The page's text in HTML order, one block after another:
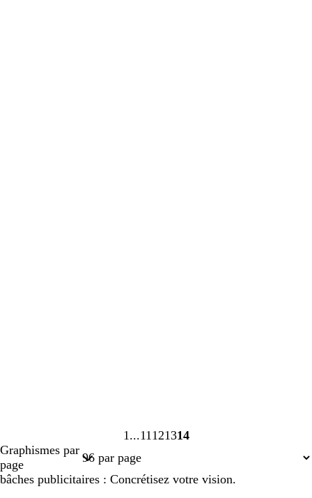
Page
1
1
Page
11 Page
12 Page
13 Page
14
Graphismes par
page
bâches publicitaires : Concrétisez votre vision.